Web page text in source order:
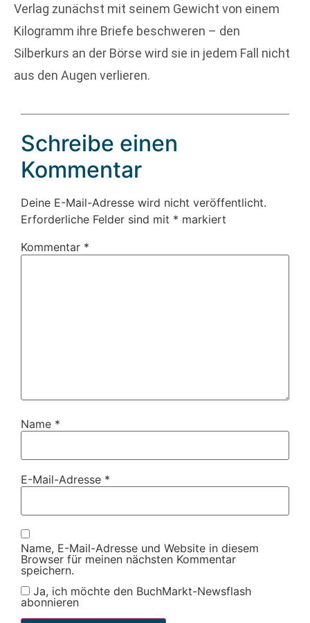
Verlag zunächst mit seinem Gewicht von einem
Kilogramm ihre Briefe beschweren – den
Silberkurs an der Börse wird sie in jedem Fall nicht
aus den Augen verlieren.
Schreibe einen
Kommentar
Deine E-Mail-Adresse wird nicht veröffentlicht.
Erforderliche Felder sind mit * markiert
Kommentar *
Name *
E-Mail-Adresse *
Name, E-Mail-Adresse und Website in diesem
Browser für meinen nächsten Kommentar
speichern.
Ja, ich möchte den BuchMarkt-Newsflash
abonnieren